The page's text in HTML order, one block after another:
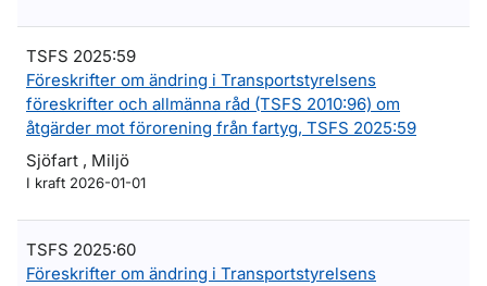
TSFS 2025:59
Föreskrifter om ändring i Transportstyrelsens
föreskrifter och allmänna råd (TSFS 2010:96) om
åtgärder mot förorening från fartyg, TSFS 2025:59
Sjöfart , Miljö
I kraft 2026-01-01
TSFS 2025:60
Föreskrifter om ändring i Transportstyrelsens